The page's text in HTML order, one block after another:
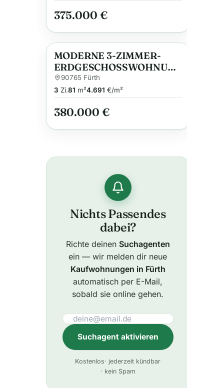
375.000 €
Anzeige
MODERNE 3-ZIMMER-
ERDGESCHOSSWOHNUNG
MIT EIGENEM GARTEN IN
FÜRTH
90765 Fürth
3 Zi.81 m²4.691 €/m²
380.000 €
Nichts Passendes
dabei?
Richte deinen Suchagenten
ein — wir melden dir neue
Kaufwohnungen in Fürth
automatisch per E-Mail,
sobald sie online gehen.
Suchagent aktivieren
l
Kostenlos· jederzeit kündbar
· kein Spam